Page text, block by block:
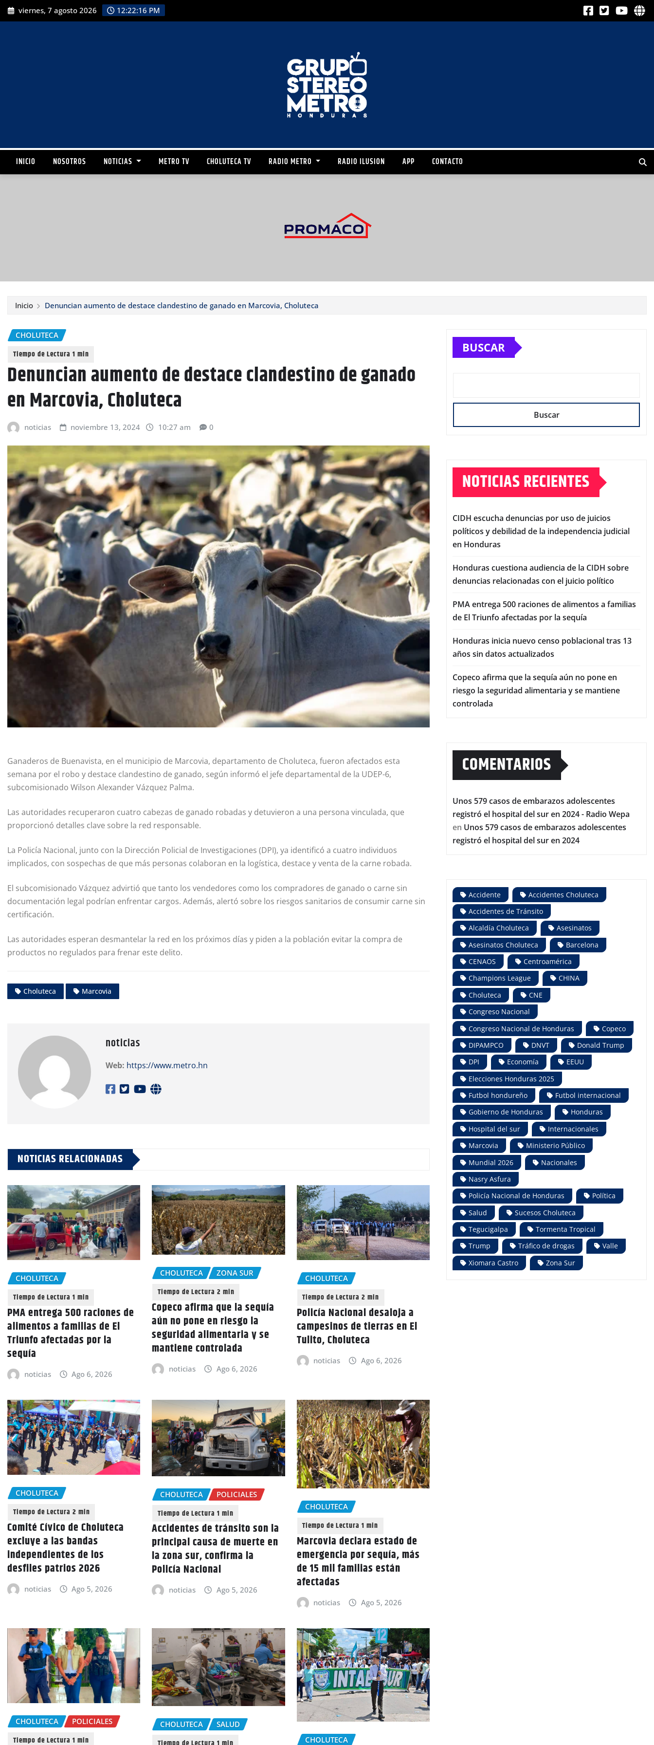
viernes, 7 agosto 2026 12:22:18 PM
INICIO NOSOTROS NOTICIAS METRO TV CHOLUTECA TV RADIO METRO RADIO ILUSION APP CONTACTO
Inicio Denuncian aumento de destace clandestino de ganado en Marcovia, Choluteca
CHOLUTECA
Denuncian aumento de destace clandestino de ganado
en Marcovia, Choluteca
noticias noviembre 13, 2024 10:27 am 0
Ganaderos de Buenavista, en el municipio de Marcovia, departamento de Choluteca, fueron afectados esta
semana por el robo y destace clandestino de ganado, según informó el jefe departamental de la UDEP-6,
subcomisionado Wilson Alexander Vázquez Palma.
Las autoridades recuperaron cuatro cabezas de ganado robadas y detuvieron a una persona vinculada, que
proporcionó detalles clave sobre la red responsable.
La Policía Nacional, junto con la Dirección Policial de Investigaciones (DPI), ya identificó a cuatro individuos
implicados, con sospechas de que más personas colaboran en la logística, destace y venta de la carne robada.
El subcomisionado Vázquez advirtió que tanto los vendedores como los compradores de ganado o carne sin
documentación legal podrían enfrentar cargos. Además, alertó sobre los riesgos sanitarios de consumir carne sin
certificación.
Las autoridades esperan desmantelar la red en los próximos días y piden a la población evitar la compra de
productos no regulados para frenar este delito.
Choluteca Marcovia
noticias
Web: https://www.metro.hn
NOTICIAS RELACIONADAS
CHOLUTECA
PMA entrega 500 raciones de
alimentos a familias de El
Triunfo afectadas por la
sequía
noticias Ago 6, 2026
CHOLUTECA ZONA SUR
Copeco afirma que la sequía
aún no pone en riesgo la
seguridad alimentaria y se
mantiene controlada
noticias Ago 6, 2026
CHOLUTECA
Policía Nacional desaloja a
campesinos de tierras en El
Tulito, Choluteca
noticias Ago 6, 2026
CHOLUTECA
Comité Cívico de Choluteca
excluye a las bandas
independientes de los
desfiles patrios 2026
noticias Ago 5, 2026
CHOLUTECA POLICIALES
Accidentes de tránsito son la
principal causa de muerte en
la zona sur, confirma la
Policía Nacional
noticias Ago 5, 2026
CHOLUTECA
Marcovia declara estado de
emergencia por sequía, más
de 15 mil familias están
afectadas
noticias Ago 5, 2026
CHOLUTECA POLICIALES CHOLUTECA
SALUD
CHOLUTECA
BUSCAR
Buscar
NOTICIAS RECIENTES
CIDH escucha denuncias por uso de juicios
políticos y debilidad de la independencia judicial
en Honduras
Honduras cuestiona audiencia de la CIDH sobre
denuncias relacionadas con el juicio político
PMA entrega 500 raciones de alimentos a familias
de El Triunfo afectadas por la sequía
Honduras inicia nuevo censo poblacional tras 13
años sin datos actualizados
Copeco afirma que la sequía aún no pone en
riesgo la seguridad alimentaria y se mantiene
controlada
COMENTARIOS
Unos 579 casos de embarazos adolescentes
registró el hospital del sur en 2024 - Radio Wepa
en Unos 579 casos de embarazos adolescentes
registró el hospital del sur en 2024
Accidente
Accidentes Choluteca
Accidentes de Tránsito
Alcaldía Choluteca
Asesinatos
Asesinatos Choluteca
Barcelona
CENAOS
Centroamérica
Champions League
CHINA
Choluteca
CNE
Congreso Nacional
Congreso Nacional de Honduras
Copeco
DIPAMPCO
DNVT
Donald Trump
DPI
Economía
EEUU
Elecciones Honduras 2025
Futbol hondureño
Futbol internacional
Gobierno de Honduras
Honduras
Hospital del sur
Internacionales
Marcovia
Ministerio Público
Mundial 2026
Nacionales
Nasry Asfura
Policía Nacional de Honduras
Política
Salud
Sucesos Choluteca
Tegucigalpa
Tormenta Tropical
Trump
Tráfico de drogas
Valle
Xiomara Castro
Zona Sur